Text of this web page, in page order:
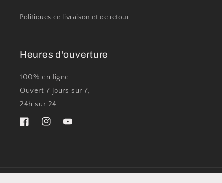
Politiques de livraison et de retour
Heures d'ouverture
100% en ligne
Ouvert 7 jours sur 7,
24h sur 24
FacebookInstagramYouTube